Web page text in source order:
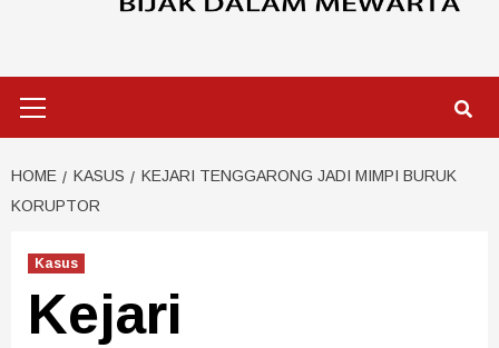
HOME KASUS
KEJARI TENGGARONG JADI MIMPI BURUK
KORUPTOR
Kasus
Kejari